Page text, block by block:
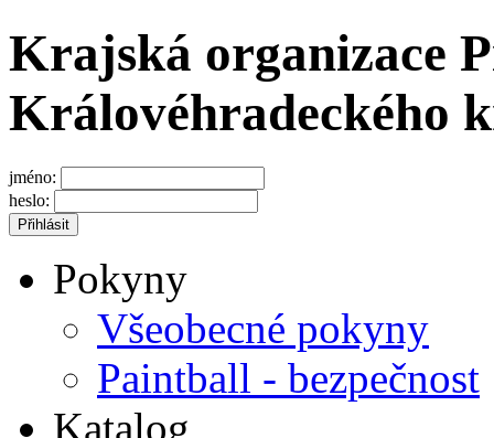
Krajská organizace
Královéhradeckého
jméno:
heslo:
Pokyny
Všeobecné pokyny
Paintball - bezpečnost
Katalog